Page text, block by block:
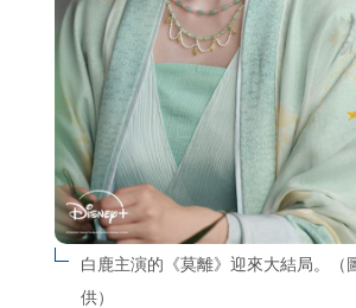
白鹿主演的《莫離》迎來大結局。（
供）